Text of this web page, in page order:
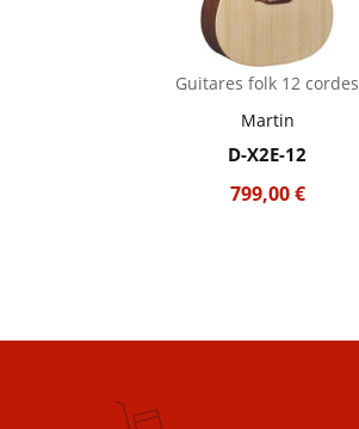
Guitares folk 12 cordes
Martin
D-X2E-12
799,00€